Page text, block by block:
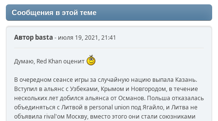
Сообщения в этой теме
Автор basta - июля 19, 2021, 21:41
Думаю, Red Khan оценит
В очередном сеансе игры за случайную нацию выпала Казань.
Вступил в альянс с Узбеками, Крымом и Новгородом, в течение
нескольких лет добился альянса от Османов. Польша отказалась
объединяться с Литвой в personal union под Ягайло, и Литва не
объявила rival'ом Москву, вместо этого они стали союзниками